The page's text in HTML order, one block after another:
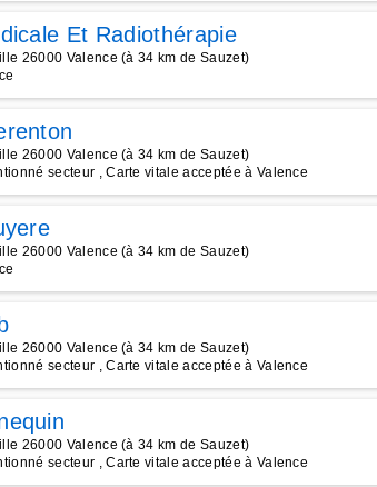
Et Radiothérapie
26000 Valence (à 34 km de Sauzet)
26000 Valence (à 34 km de Sauzet)
secteur , Carte vitale acceptée à Valence
26000 Valence (à 34 km de Sauzet)
26000 Valence (à 34 km de Sauzet)
secteur , Carte vitale acceptée à Valence
26000 Valence (à 34 km de Sauzet)
secteur , Carte vitale acceptée à Valence